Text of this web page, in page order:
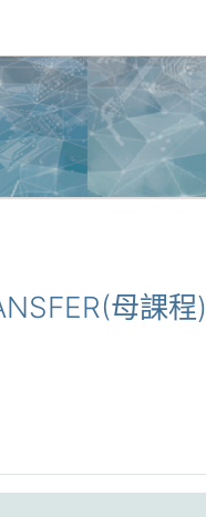
母課程)